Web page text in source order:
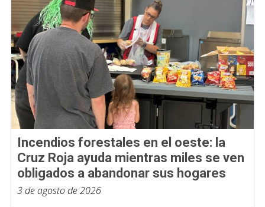
Incendios forestales en el oeste: la
Cruz Roja ayuda mientras miles se ven
obligados a abandonar sus hogares
3 de agosto de 2026